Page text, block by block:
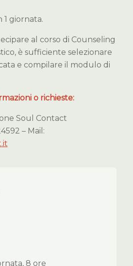
1 giornata.
al corso di Counseling
è sufficiente selezionare
e compilare il modulo di
o richieste:
Soul Contact
– Mail:
8 ore